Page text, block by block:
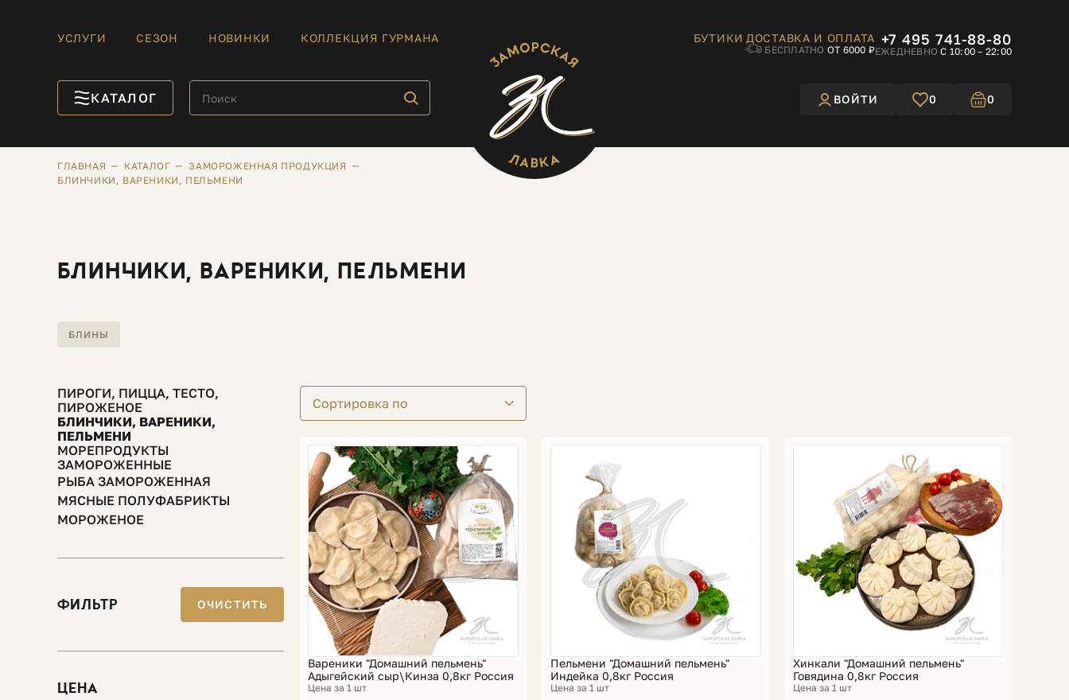
УСЛУГИ СЕЗОН НОВИНКИ КОЛЛЕКЦИЯ ГУРМАНА
КАТАЛОГ
БУТИКИ ДОСТАВКА И ОПЛАТА
БЕСПЛАТНО ОТ 6000 ₽
+7 495 741-88-80
ЕЖЕДНЕВНОС 10:00 – 22:00
ВОЙТИ 0 0
ГЛАВНАЯ КАТАЛОГ
ЗАМОРОЖЕННАЯ ПРОДУКЦИЯ
БЛИНЧИКИ, ВАРЕНИКИ, ПЕЛЬМЕНИ
БЛИНЧИКИ, ВАРЕНИКИ, ПЕЛЬМЕНИ
БЛИНЫ
ПИРОГИ, ПИЦЦА, ТЕСТО,
ПИРОЖЕНОЕ
БЛИНЧИКИ, ВАРЕНИКИ,
ПЕЛЬМЕНИ
МОРЕПРОДУКТЫ
ЗАМОРОЖЕННЫЕ
РЫБА ЗАМОРОЖЕННАЯ
МЯСНЫЕ ПОЛУФАБРИКТЫ
МОРОЖЕНОЕ
ФИЛЬТР ОЧИСТИТЬ
ЦЕНА
Сортировка по
Вареники "Домашний пельмень"
Адыгейский сыр\Кинза 0,8кг Россия
Цена за 1 шт
Пельмени "Домашний пельмень"
Индейка 0,8кг Россия
Цена за 1 шт
Хинкали "Домашний пельмень"
Говядина 0,8кг Россия
Цена за 1 шт